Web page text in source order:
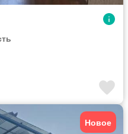
Новое